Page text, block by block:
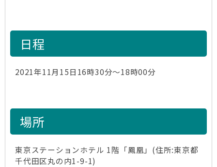
日程
2021年11月15日16時30分～18時00分
場所
東京ステーションホテル 1階「鳳凰」(住所:東京都
千代田区丸の内1-9-1)